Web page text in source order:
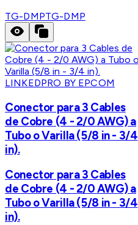
TG-DMPTG-DMP
LINKEDPRO BY EPCOM
Conector para 3 Cables
de Cobre (4 - 2/0 AWG) a
Tubo o Varilla (5/8 in - 3/4
in).
Conector para 3 Cables
de Cobre (4 - 2/0 AWG) a
Tubo o Varilla (5/8 in - 3/4
in).